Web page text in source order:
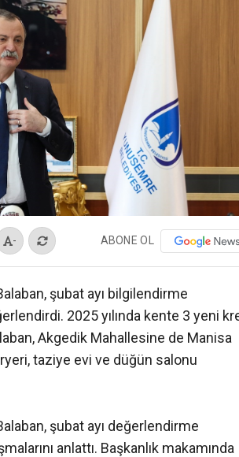
- ABONE OL
şubat ayı bilgilendirme
2025 yılında kente 3 yeni
Akgedik Mahallesine de Manisa
taziye evi ve düğün salonu
şubat ayı değerlendirme
anlattı. Başkanlık makamında